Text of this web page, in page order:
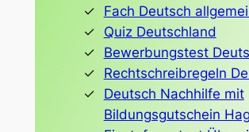
Fach Deutsch
Quiz Deutschland
Bewerbungstest
Rechtschreibregeln
Deutsch Nachhilfe mit
Bildungsgutschein